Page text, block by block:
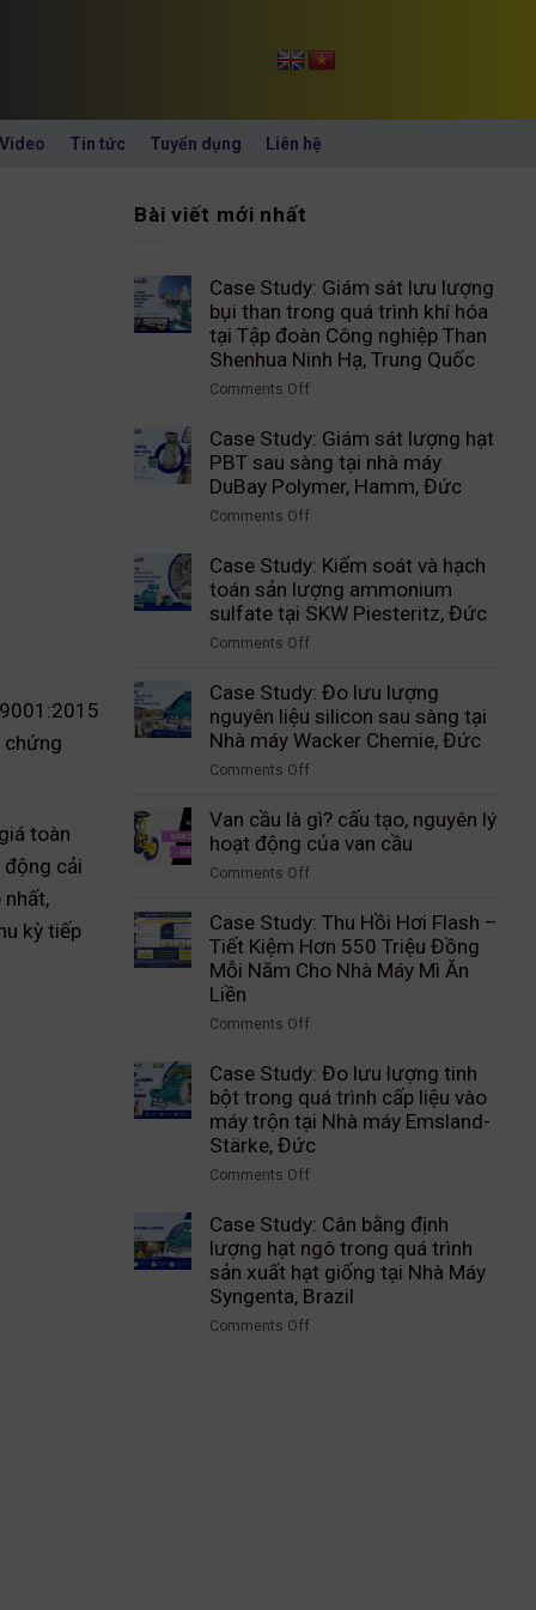
Video Tin tức Tuyển dụng Liên hệ
chứng
toàn
cải
kỳ tiếp
Bài viết mới nhất
Case Study: Giám sát lưu lượng
bụi than trong quá trình khí hóa
tại Tập đoàn Công nghiệp Than
Shenhua Ninh Hạ, Trung Quốc
Comments Off
Case
Study:
Giám
lưu
bụi
than
trong
quá
khí
tại
Tập
đoàn
nghiệp
Than
Shenhua
Trung
Quốc
Case Study: Giám sát lượng hạt
PBT sau sàng tại nhà máy
DuBay Polymer, Hamm, Đức
Comments Off
Case
Study:
Giám
lượng
PBT
sau
sàng
tại
máy
DuBay
Polymer,
Hamm,
Case Study: Kiểm soát và hạch
toán sản lượng ammonium
sulfate tại SKW Piesteritz, Đức
Comments Off
Case
Study:
Kiểm
và
toán
sản
lượng
sulfate
tại
SKW
Piesteritz,
Đức
Case Study: Đo lưu lượng
nguyên liệu silicon sau sàng tại
Nhà máy Wacker Chemie, Đức
Comments Off
Case
Study:
lưu
nguyên
liệu
silicon
sau
sàng
Nhà
máy
Wacker
Chemie,
Đức
Van cầu là gì? cấu tạo, nguyên lý
hoạt động của van cầu
Comments Off
Van
cầu
là
gì?
tạo,
lý
hoạt
động
của
van
Case Study: Thu Hồi Hơi Flash –
Tiết Kiệm Hơn 550 Triệu Đồng
Mỗi Năm Cho Nhà Máy Mì Ăn
Liền
Comments Off
Case
Study:
Thu
Hồi
Flash
Tiết
Kiệm
Hơn
550
Triệu
Case Study: Đo lưu lượng tinh
bột trong quá trình cấp liệu vào
máy trộn tại Nhà máy Emsland-
Stärke, Đức
Comments Off
Case
Study:
Đo
lưu
lượng
tinh
Case Study: Cân bằng định
lượng hạt ngô trong quá trình
sản xuất hạt giống tại Nhà Máy
Syngenta, Brazil
Comments Off